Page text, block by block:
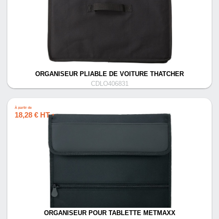
ORGANISEUR PLIABLE DE VOITURE THATCHER
CDLO406831
À partir de
18,28 € HT*
ORGANISEUR POUR TABLETTE METMAXX